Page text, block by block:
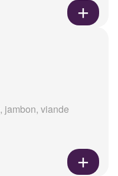
jambon, viande